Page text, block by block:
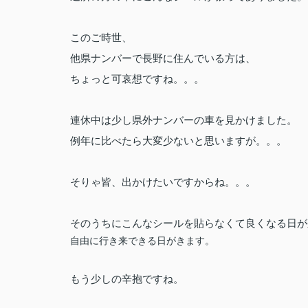
このご時世、
他県ナンバーで長野に住んでいる方は、
ちょっと可哀想ですね。。。
連休中は少し県外ナンバーの車を見かけました。
例年に比べたら大変少ないと思いますが。。。
そりゃ皆、出かけたいですからね。。。
そのうちにこんなシールを貼らなくて良くなる日
自由に行き来できる日がきます。
もう少しの辛抱ですね。